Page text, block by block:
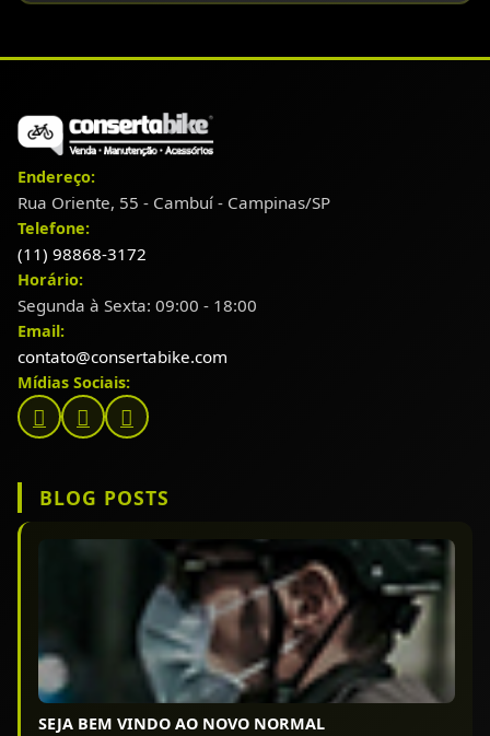
Endereço:
Rua Oriente, 55 - Cambuí - Campinas/SP
Telefone:
(11) 98868-3172
Horário:
Segunda à Sexta: 09:00 - 18:00
Email:
contato@consertabike.com
Mídias Sociais:
BLOG POSTS
SEJA BEM VINDO AO NOVO NORMAL